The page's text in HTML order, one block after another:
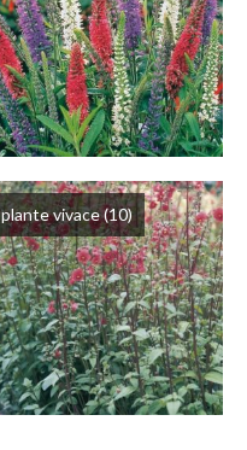
plante vivace(10)